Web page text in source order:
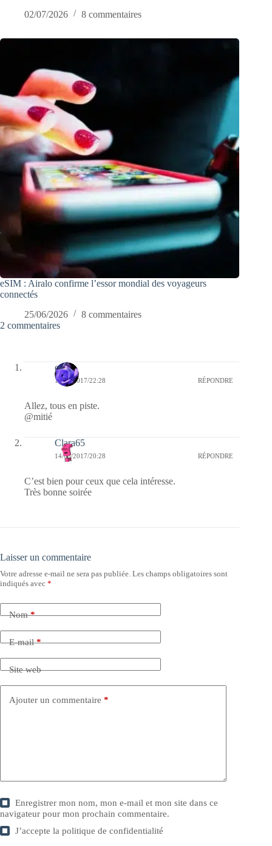
02/07/2026
8 commentaires
eSIM : Airalo confirme l’essor mondial des voyageurs
connectés
25/06/2026
8 commentaires
2 commentaires
covix
14/03/2017/22:28 RÉPONDRE
Allez, tous en piste.
@mitié
Clara65
14/03/2017/20:28 RÉPONDRE
C’est bien pour ceux que cela intéresse.
Très bonne soirée
Laisser un commentaire
Votre adresse e-mail ne sera pas publiée. Les champs obligatoires sont
indiqués avec *
Nom*
E-mail*
Site web
Ajouter un commentaire *
Enregistrer mon nom, mon e-mail et mon site dans ce
navigateur pour mon prochain commentaire.
J’accepte lapolitique de confidentialité